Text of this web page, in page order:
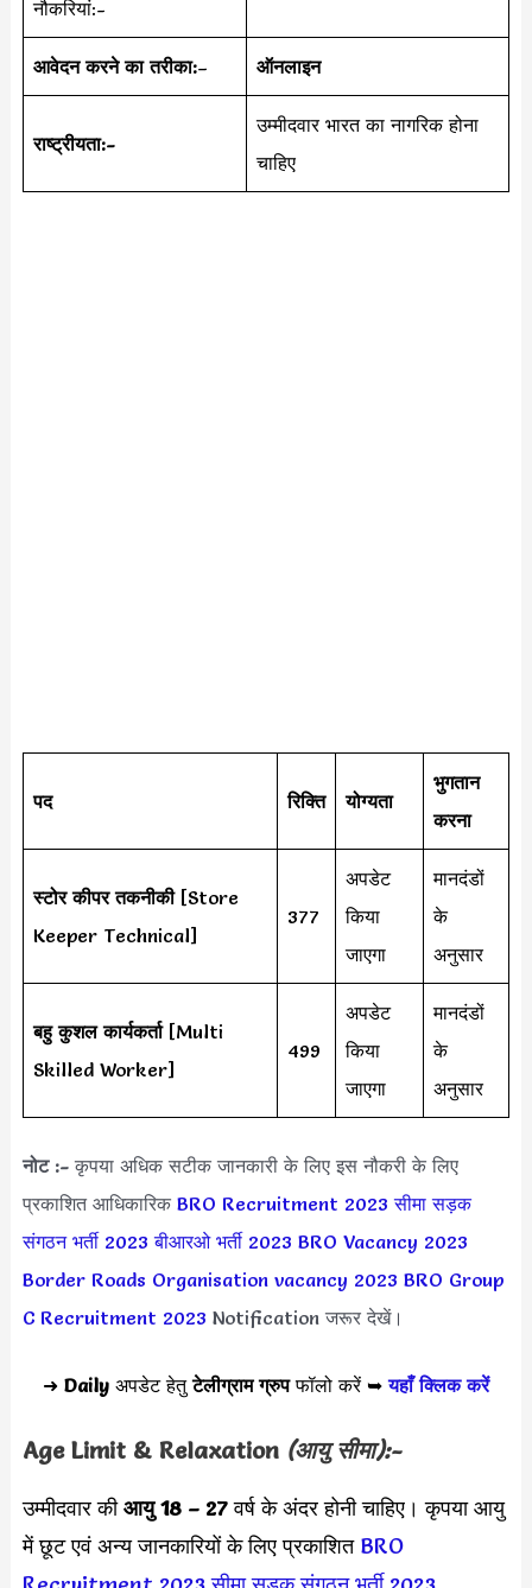
नौकरियां:-
आवेदन करने का तरीका:– ऑनलाइन
राष्ट्रीयता:-
उम्मीदवार भारत का नागरिक होना
चाहिए
पद रिक्ति योग्यता
भुगतान
करना
स्टोर कीपर तकनीकी[Store
Keeper Technical]
377
अपडेट
किया
जाएगा
मानदंडों
के
अनुसार
बहु कुशल कार्यकर्ता[Multi
Skilled Worker]
499
अपडेट
किया
जाएगा
मानदंडों
के
अनुसार
नोट :-कृपया अधिक सटीक जानकारी के लिए इस नौकरी के लिए
प्रकाशित आधिकारिक BRO Recruitment 2023 सीमा सड़क
संगठन भर्ती 2023 बीआरओ भर्ती 2023 BRO Vacancy 2023
Border Roads Organisation vacancy 2023 BRO Group
C Recruitment 2023 Notification जरूर देखें।
➜ Daily अपडेट हेतुटेलीग्राम ग्रुपफॉलो करें ➥यहाँ क्लिक करें
Age Limit & Relaxation (आयु सीमा):-
उम्मीदवार कीआयु 18 – 27वर्ष के अंदर होनी चाहिए। कृपया आयु
में छूट एवं अन्य जानकारियों के लिए प्रकाशित BRO